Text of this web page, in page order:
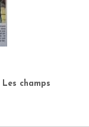
Les champs